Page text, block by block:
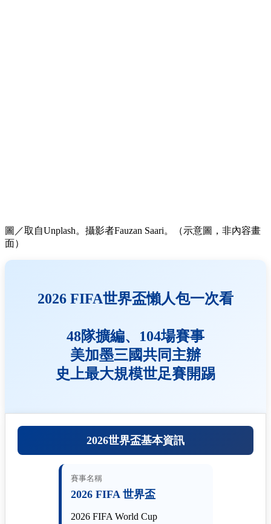
圖／取自Unplash。攝影者Fauzan Saari。（示意圖，非內容畫
面）
2026 FIFA世界盃懶人包一次看
48隊擴編、104場賽事
美加墨三國共同主辦
史上最大規模世足賽開踢
2026世界盃基本資訊
賽事名稱
2026 FIFA 世界盃
2026 FIFA World Cup